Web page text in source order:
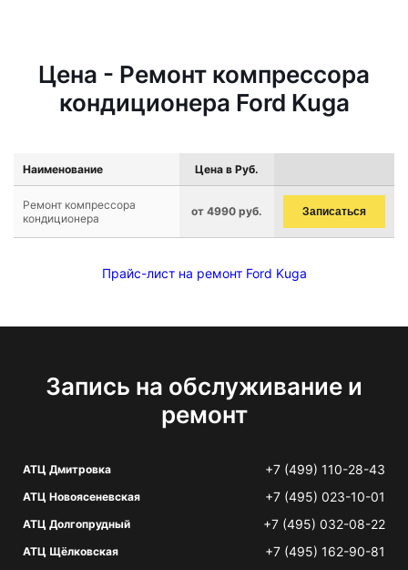
Цена - Ремонт компрессора
кондиционера Ford Kuga
Наименование Цена в Руб.
Ремонт компрессора
кондиционера
от 4990 руб. Записаться
Прайс-лист на ремонт Ford Kuga
Запись на обслуживание и
ремонт
АТЦ Дмитровка +7 (499) 110-28-43
АТЦ Новоясеневская +7 (495) 023-10-01
АТЦ Долгопрудный +7 (495) 032-08-22
АТЦ Щёлковская +7 (495) 162-90-81